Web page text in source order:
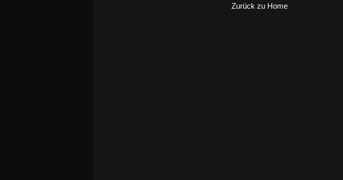
Zurück zu Home